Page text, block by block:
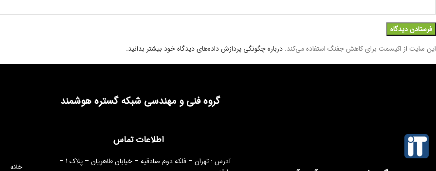
این سایت از اکیسمت برای کاهش جفنگ استفاده می‌کند. درباره چگونگی پردازش داده‌های دیدگاه خود بیشتر بدانید.
گروه فنی و مهندسی شبکه گستره هوشمند
اطلاعات تماس
آدرس : تهران – فلکه دوم صادقیه – خیابان طاهریان – پلاک 1 –
خانه